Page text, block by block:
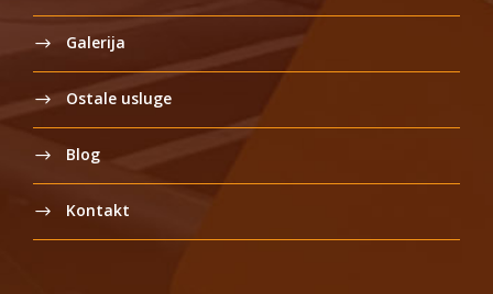
Galerija
Ostale usluge
Blog
Kontakt